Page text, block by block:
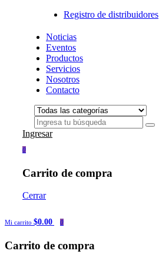
Registro de distribuidores
Noticias
Eventos
Productos
Servicios
Nosotros
Contacto
Ingresar
0
Carrito de compra
Cerrar
Mi carrito $0.00 0
Carrito de compra